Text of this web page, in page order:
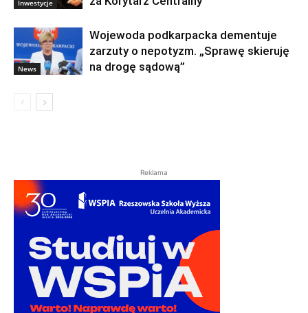
Inwestycje
News
Wojewoda podkarpacka dementuje
zarzuty o nepotyzm. „Sprawę skieruję
na drogę sądową”
Reklama